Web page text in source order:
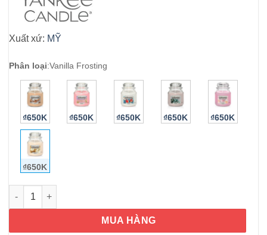
Xuất xứ: MỸ
Phân loại:Vanilla Frosting
₫650K ₫650K ₫650K ₫650K ₫650K
₫650K
Nến thơm Yankee Candle Vanilla Frosting 340g số lượng
MUA HÀNG